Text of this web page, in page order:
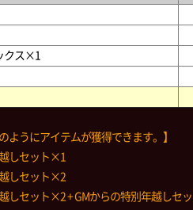
クス×1
ようにアイテムが獲得できます。】
しセット×1
しセット×2
しセット×2 + GMからの特別年越しセ